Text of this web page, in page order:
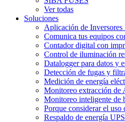
Ver todas
Soluciones
Aplicación de
Comunica tus equipos
Contador digital con
Control de iluminación
Datalogger para datos y
Detección de fugas y
Medición de energía
Monitoreo extracción de
Monitoreo inteligente de
Porque considerar el
Respaldo de energía